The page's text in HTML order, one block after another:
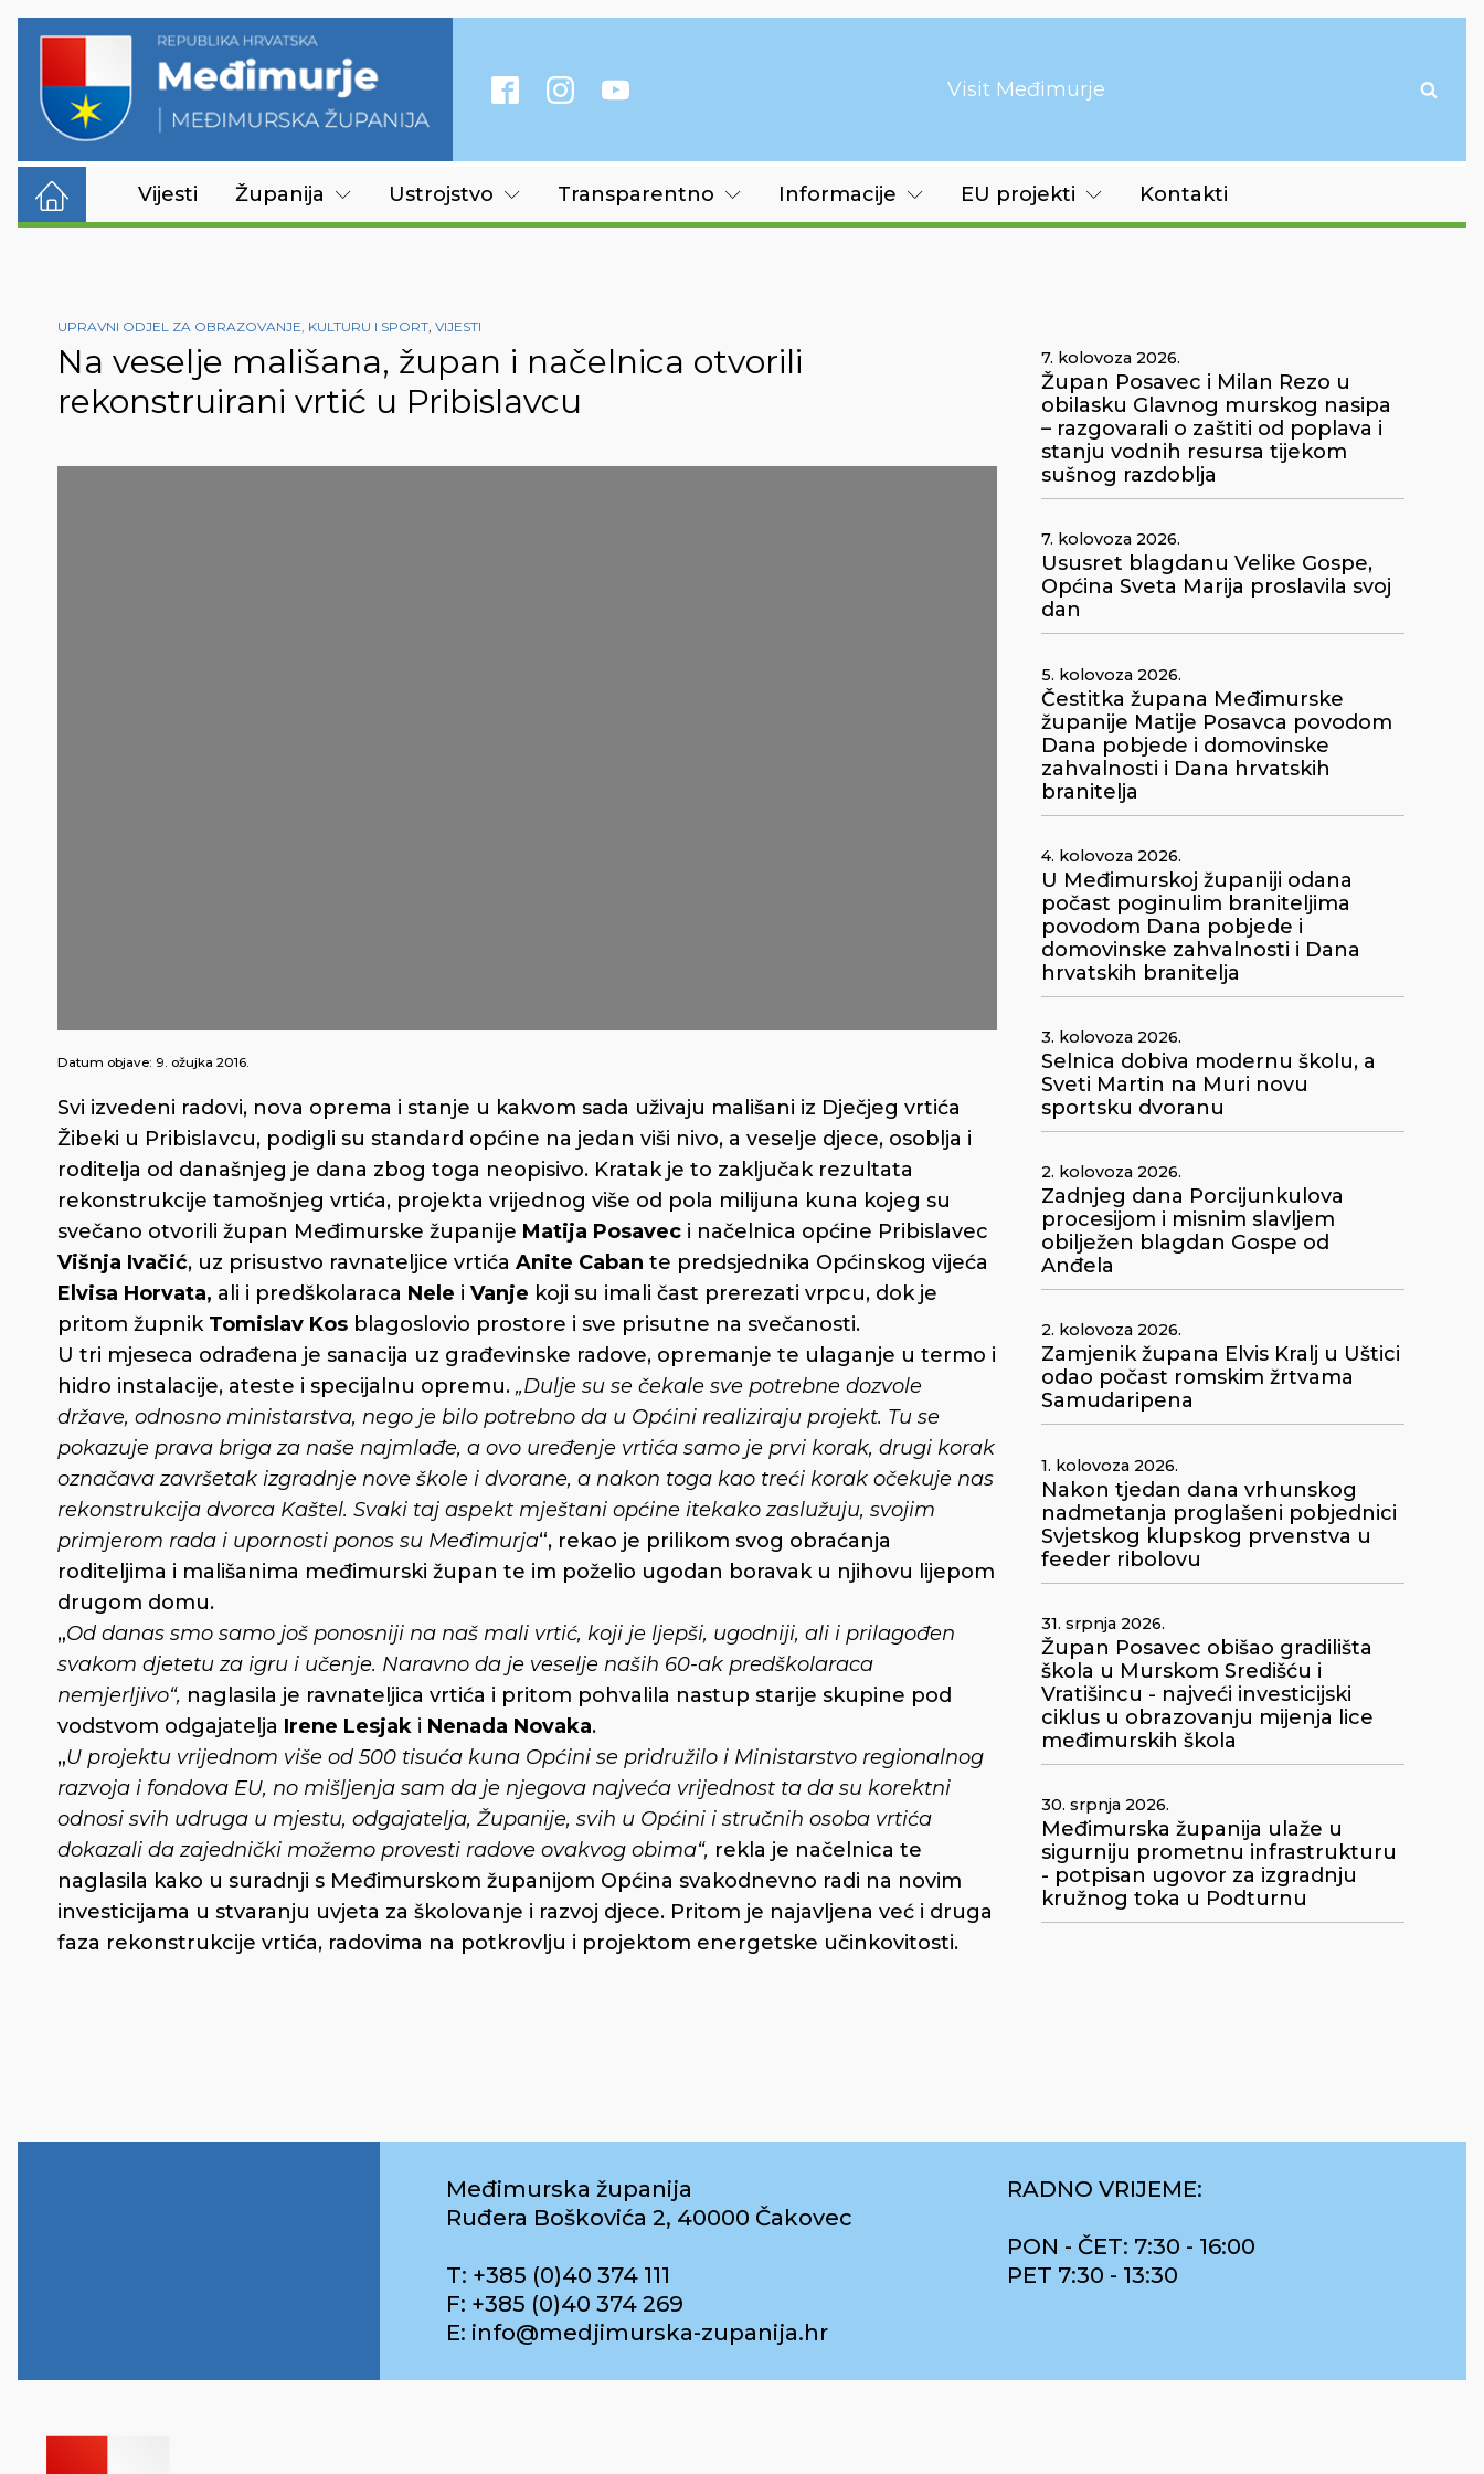
Visit Međimurje
Vijesti Županija Ustrojstvo Transparentno Informacije EU projekti Kontakti
UPRAVNI ODJEL ZA OBRAZOVANJE, KULTURU I SPORT, VIJESTI
Na veselje mališana, župan i načelnica otvorili
rekonstruirani vrtić u Pribislavcu
Datum objave: 9. ožujka 2016.
Svi izvedeni radovi, nova oprema i stanje u kakvom sada uživaju mališani iz Dječjeg vrtića
Žibeki u Pribislavcu, podigli su standard općine na jedan viši nivo, a veselje djece, osoblja i
roditelja od današnjeg je dana zbog toga neopisivo. Kratak je to zaključak rezultata
rekonstrukcije tamošnjeg vrtića, projekta vrijednog više od pola milijuna kuna kojeg su
svečano otvorili župan Međimurske županije Matija Posavec i načelnica općine Pribislavec
Višnja Ivačić, uz prisustvo ravnateljice vrtića Anite Caban te predsjednika Općinskog vijeća
Elvisa Horvata, ali i predškolaraca Nele i Vanje koji su imali čast prerezati vrpcu, dok je
pritom župnik Tomislav Kos blagoslovio prostore i sve prisutne na svečanosti.
U tri mjeseca odrađena je sanacija uz građevinske radove, opremanje te ulaganje u termo i
hidro instalacije, ateste i specijalnu opremu. „Dulje su se čekale sve potrebne dozvole
države, odnosno ministarstva, nego je bilo potrebno da u Općini realiziraju projekt. Tu se
pokazuje prava briga za naše najmlađe, a ovo uređenje vrtića samo je prvi korak, drugi korak
označava završetak izgradnje nove škole i dvorane, a nakon toga kao treći korak očekuje nas
rekonstrukcija dvorca Kaštel. Svaki taj aspekt mještani općine itekako zaslužuju, svojim
primjerom rada i upornosti ponos su Međimurja“, rekao je prilikom svog obraćanja
roditeljima i mališanima međimurski župan te im poželio ugodan boravak u njihovu lijepom
drugom domu.
„Od danas smo samo još ponosniji na naš mali vrtić, koji je ljepši, ugodniji, ali i prilagođen
svakom djetetu za igru i učenje. Naravno da je veselje naših 60-ak predškolaraca
nemjerljivo“, naglasila je ravnateljica vrtića i pritom pohvalila nastup starije skupine pod
vodstvom odgajatelja Irene Lesjak i Nenada Novaka.
„U projektu vrijednom više od 500 tisuća kuna Općini se pridružilo i Ministarstvo regionalnog
razvoja i fondova EU, no mišljenja sam da je njegova najveća vrijednost ta da su korektni
odnosi svih udruga u mjestu, odgajatelja, Županije, svih u Općini i stručnih osoba vrtića
dokazali da zajednički možemo provesti radove ovakvog obima“, rekla je načelnica te
naglasila kako u suradnji s Međimurskom županijom Općina svakodnevno radi na novim
investicijama u stvaranju uvjeta za školovanje i razvoj djece. Pritom je najavljena već i druga
faza rekonstrukcije vrtića, radovima na potkrovlju i projektom energetske učinkovitosti.
7. kolovoza 2026.
Župan Posavec i Milan Rezo u
obilasku Glavnog murskog nasipa
– razgovarali o zaštiti od poplava i
stanju vodnih resursa tijekom
sušnog razdoblja
7. kolovoza 2026.
Ususret blagdanu Velike Gospe,
Općina Sveta Marija proslavila svoj
dan
5. kolovoza 2026.
Čestitka župana Međimurske
županije Matije Posavca povodom
Dana pobjede i domovinske
zahvalnosti i Dana hrvatskih
branitelja
4. kolovoza 2026.
U Međimurskoj županiji odana
počast poginulim braniteljima
povodom Dana pobjede i
domovinske zahvalnosti i Dana
hrvatskih branitelja
3. kolovoza 2026.
Selnica dobiva modernu školu, a
Sveti Martin na Muri novu
sportsku dvoranu
2. kolovoza 2026.
Zadnjeg dana Porcijunkulova
procesijom i misnim slavljem
obilježen blagdan Gospe od
Anđela
2. kolovoza 2026.
Zamjenik župana Elvis Kralj u Uštici
odao počast romskim žrtvama
Samudaripena
1. kolovoza 2026.
Nakon tjedan dana vrhunskog
nadmetanja proglašeni pobjednici
Svjetskog klupskog prvenstva u
feeder ribolovu
31. srpnja 2026.
Župan Posavec obišao gradilišta
škola u Murskom Središću i
Vratišincu - najveći investicijski
ciklus u obrazovanju mijenja lice
međimurskih škola
30. srpnja 2026.
Međimurska županija ulaže u
sigurniju prometnu infrastrukturu
- potpisan ugovor za izgradnju
kružnog toka u Podturnu
Međimurska županija
Ruđera Boškovića 2, 40000 Čakovec
T: +385 (0)40 374 111
F: +385 (0)40 374 269
E: info@medjimurska-zupanija.hr
RADNO VRIJEME:
PON - ČET: 7:30 - 16:00
PET 7:30 - 13:30